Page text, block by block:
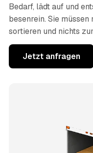
Bedarf, lädt auf und
besenrein. Sie
sortieren und nichts
Jetzt anfragen